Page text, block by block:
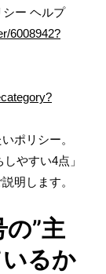
ー ヘルプ
6008942?
ポリシー。
やすい4点」
明します。
”主
るか